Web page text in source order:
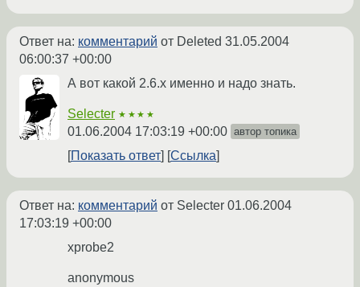
Ответ на: комментарий от Deleted 31.05.2004
06:00:37 +00:00
А вот какой 2.6.x именно и надо знать.
Selecter ★★★★
01.06.2004 17:03:19 +00:00 автор топика
Показать ответ Ссылка
Ответ на: комментарий от Selecter 01.06.2004
17:03:19 +00:00
xprobe2
anonymous